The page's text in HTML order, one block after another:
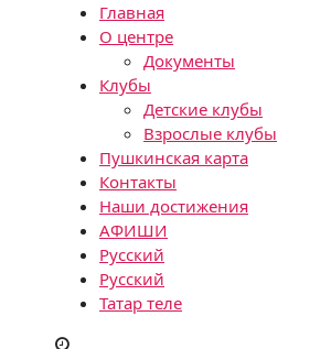
Главная
О центре
Документы
Клубы
Детские клубы
Взрослые клубы
Пушкинская карта
Контакты
Наши достижения
АФИШИ
Русский
Русский
Татар теле